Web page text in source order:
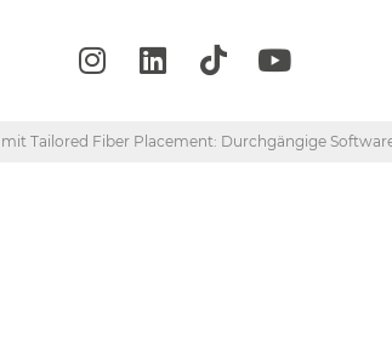
mit Tailored Fiber Placement: Durchgängige